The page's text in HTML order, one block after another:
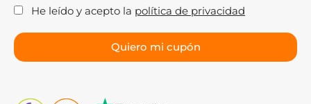
He leído y acepto la política de privacidad